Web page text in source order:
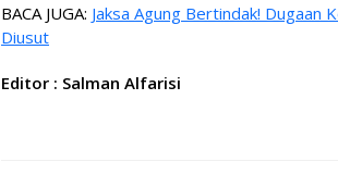
BACA JUGA: Jaksa Agung Bertindak! Dugaan
Diusut
Editor : Salman Alfarisi